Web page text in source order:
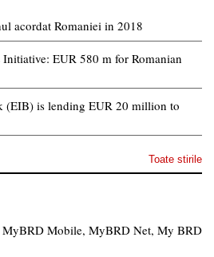
acordat Romaniei in 2018
EUR 580 m for Romanian
(EIB) is lending EUR 20 million to
Toate stirile
MyBRD Mobile, MyBRD Net, My BRD